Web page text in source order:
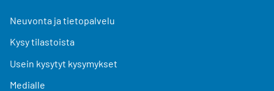
Neuvonta ja tietopalvelu
Kysy tilastoista
Usein kysytyt kysymykset
Medialle